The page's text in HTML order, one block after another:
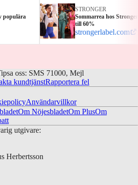
populära
STRONGER
Sommarrea hos
till 60%
strongerlabel.com
oss: SMS 71000, Mejl
kundtjänstRapportera fel
Användarvillkor
Om NöjesbladetOm PlusOm
utgivare:
Herbertsson